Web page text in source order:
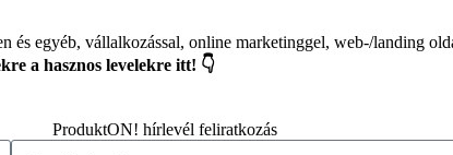
és egyéb, vállalkozással, online marketinggel, web-/landing
a hasznos levelekre itt! 👇